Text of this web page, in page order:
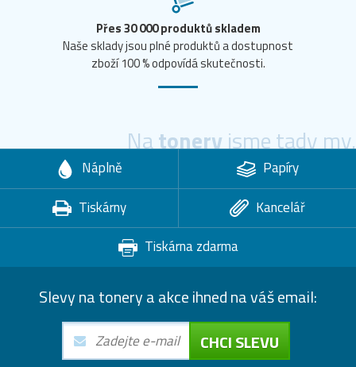
Přes 30 000 produktů skladem
Naše sklady jsou plné produktů a dostupnost
zboží 100 % odpovídá skutečnosti.
Natoneryjsme tady my.
Náplně
Papíry
Tiskárny
Kancelář
Tiskárna zdarma
Slevy na tonery a akce ihned na váš email:
CHCI SLEVU